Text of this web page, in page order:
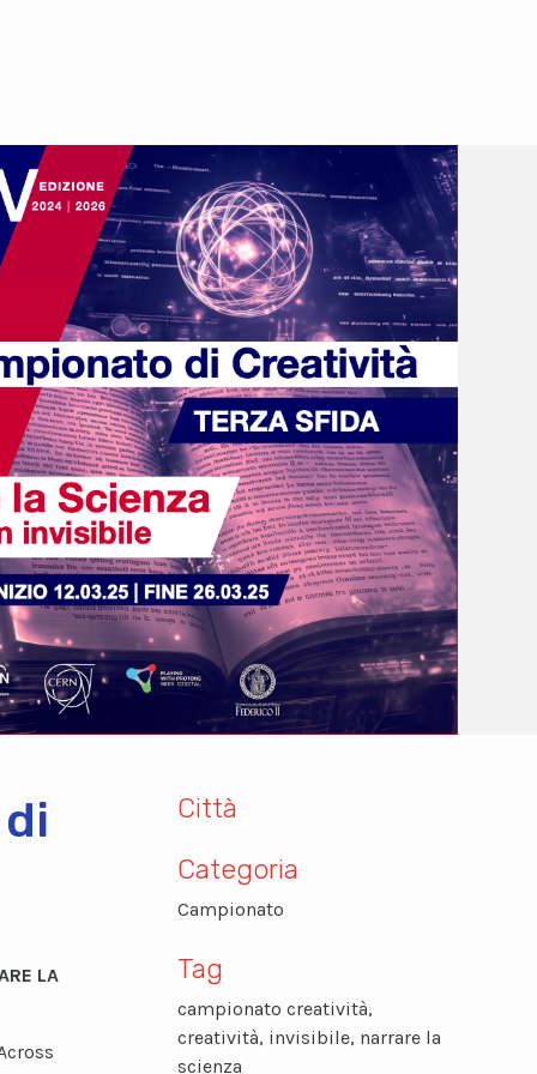
LA
Città
Categoria
Campionato
Tag
campionato creatività,
creatività, invisibile, narrare la
scienza